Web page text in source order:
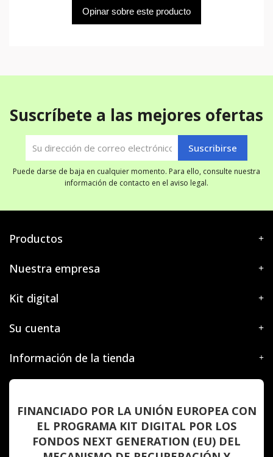
Opinar sobre este producto
Suscríbete a las mejores ofertas
Puede darse de baja en cualquier momento. Para ello, consulte nuestra
información de contacto en el aviso legal.
Productos
Nuestra empresa
Kit digital
Su cuenta
Información de la tienda
FINANCIADO POR LA UNIÓN EUROPEA CON
EL PROGRAMA KIT DIGITAL POR LOS
FONDOS NEXT GENERATION (EU) DEL